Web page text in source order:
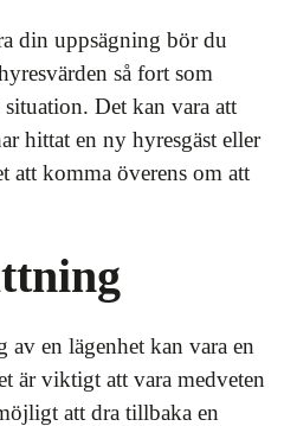
din uppsägning bör du
så fort som
Det kan vara att
hittat en ny hyresgäst eller
att komma överens om att
av en lägenhet kan vara en
är viktigt att vara medveten
att dra tillbaka en